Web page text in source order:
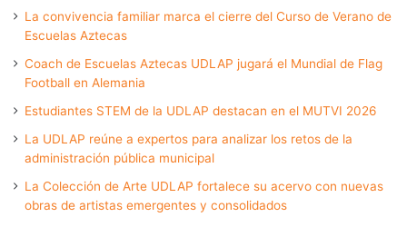
La convivencia familiar marca el cierre del Curso de Verano de
Escuelas Aztecas
Coach de Escuelas Aztecas UDLAP jugará el Mundial de Flag
Football en Alemania
Estudiantes STEM de la UDLAP destacan en el MUTVI 2026
La UDLAP reúne a expertos para analizar los retos de la
administración pública municipal
La Colección de Arte UDLAP fortalece su acervo con nuevas
obras de artistas emergentes y consolidados